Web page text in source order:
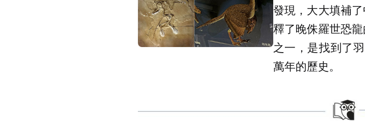
發現，大大填補
釋了晚侏羅世恐
之一，是找到了
萬年的歷史。